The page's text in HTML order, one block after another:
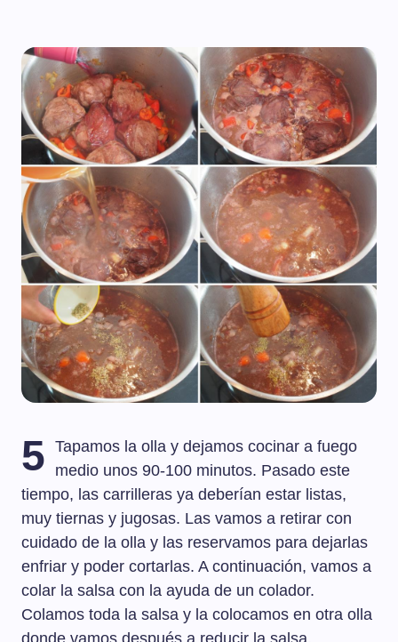
5
Tapamos la olla y dejamos cocinar a fuego
medio unos 90-100 minutos. Pasado este
tiempo, las carrilleras ya deberían estar listas,
muy tiernas y jugosas. Las vamos a retirar con
cuidado de la olla y las reservamos para dejarlas
enfriar y poder cortarlas. A continuación, vamos a
colar la salsa con la ayuda de un colador.
Colamos toda la salsa y la colocamos en otra olla